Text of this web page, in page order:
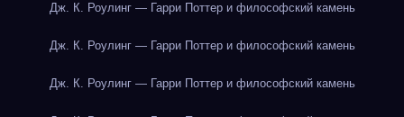
Дж. К. Роулинг — Гарри Поттер и философский камень
Дж. К. Роулинг — Гарри Поттер и философский камень
Дж. К. Роулинг — Гарри Поттер и философский камень